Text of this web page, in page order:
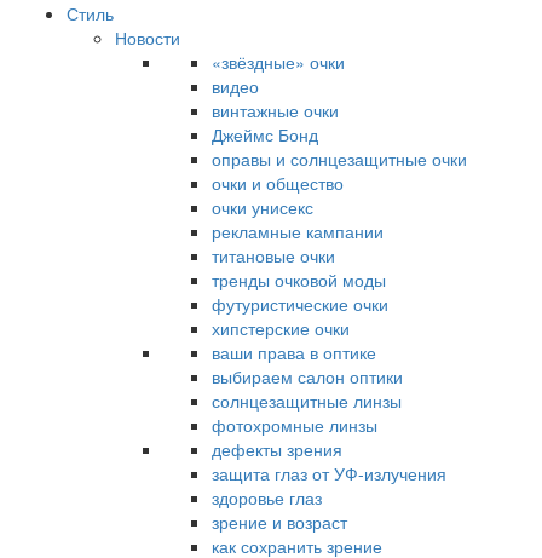
Стиль
Новости
«звёздные» очки
видео
винтажные очки
Джеймс Бонд
оправы и солнцезащитные очки
очки и общество
очки унисекс
рекламные кампании
титановые очки
тренды очковой моды
футуристические очки
хипстерские очки
ваши права в оптике
выбираем салон оптики
солнцезащитные линзы
фотохромные линзы
дефекты зрения
защита глаз от УФ-излучения
здоровье глаз
зрение и возраст
как сохранить зрение